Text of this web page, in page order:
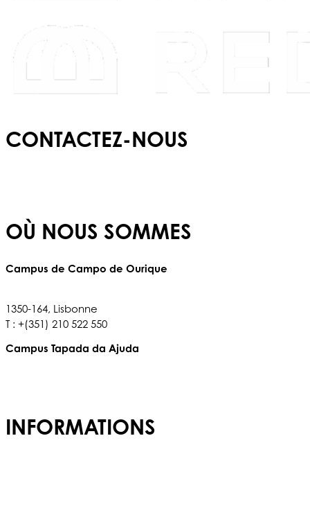
CONTACTEZ-NOUS
OÙ NOUS SOMMES
Campus de Campo de Ourique
1350-164, Lisbonne
T : +(351) 210 522 550
Campus Tapada da Ajuda
INFORMATIONS